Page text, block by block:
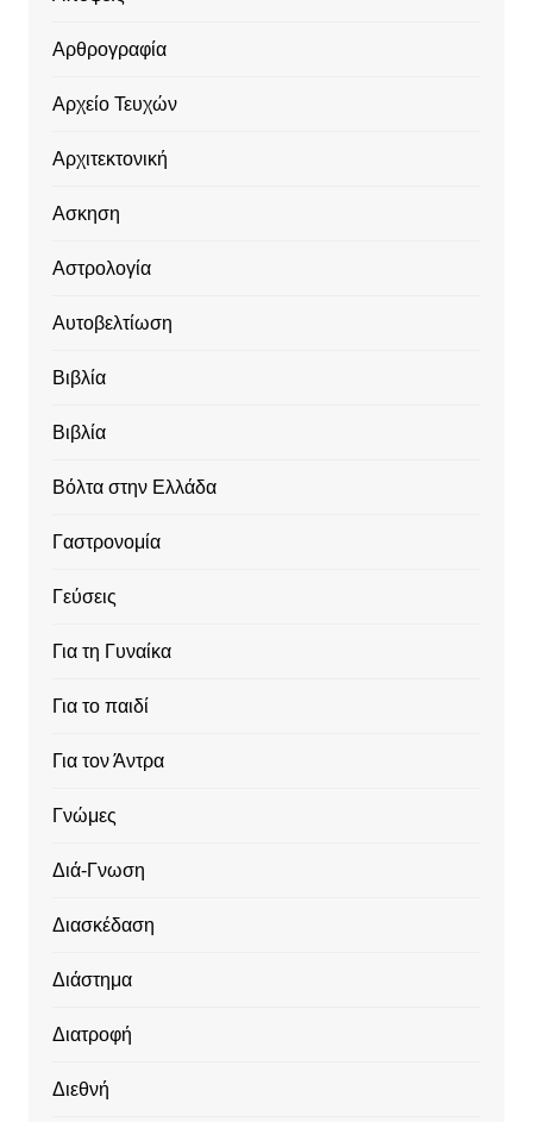
Αρθρογραφία
Αρχείο Τευχών
Αρχιτεκτονική
Ασκηση
Αστρολογία
Αυτοβελτίωση
Βιβλία
Βιβλία
Βόλτα στην Ελλάδα
Γαστρονομία
Γεύσεις
Για τη Γυναίκα
Για το παιδί
Για τον Άντρα
Γνώμες
Διά-Γνωση
Διασκέδαση
Διάστημα
Διατροφή
Διεθνή